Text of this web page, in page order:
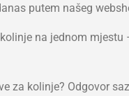
putem našeg
na jednom mjestu
za kolinje? Odgovor